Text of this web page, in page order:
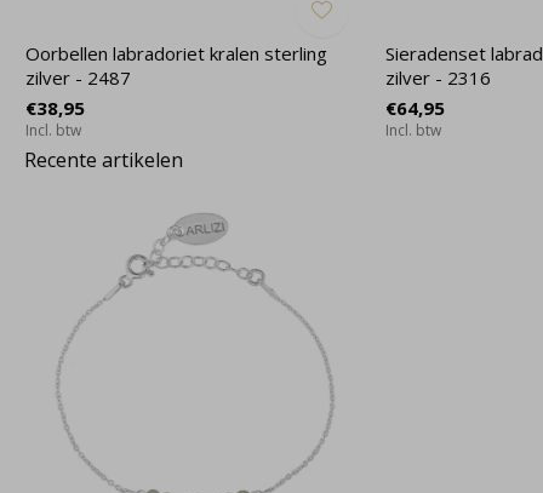
Oorbellen labradoriet kralen sterling
zilver - 2487
€38,95
Incl. btw
Sieradenset
zilver - 2316
€64,95
Incl. btw
Recente artikelen